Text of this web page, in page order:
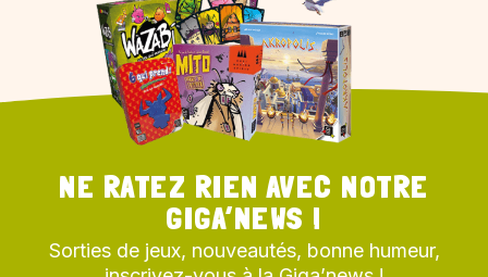
NE RATEZ RIEN AVEC NOTRE
GIGA’NEWS !
Sorties de jeux, nouveautés, bonne humeur,